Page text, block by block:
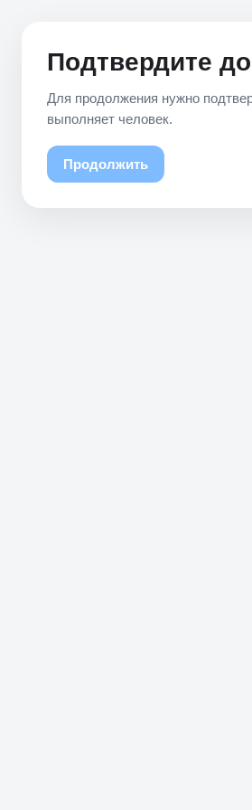
Подтвердите
Для продолжения нужно
выполняет человек.
Продолжить